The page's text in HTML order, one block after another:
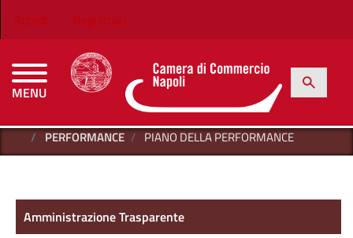
Menu profilo utente
Accedi Registrati
MENU
CAMERE DI COMMERCIO D'ITALIA
Cerca
h
PERFORMANCE
PIANO DELLA PERFORMANCE
Amministrazione Trasparente
Amministrazione Trasparente